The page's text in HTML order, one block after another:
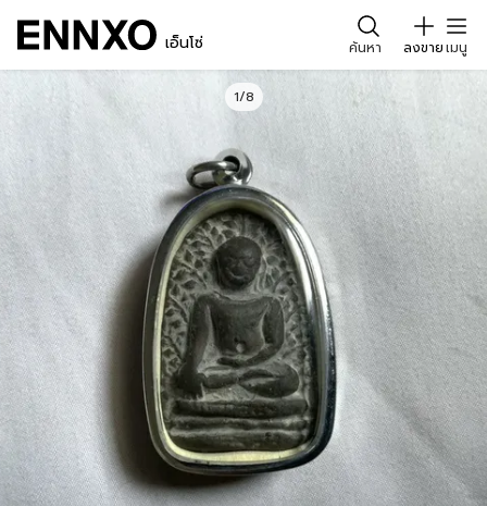
เอ็นโซ่ ค้นหา ลงขายเมนู
1/8